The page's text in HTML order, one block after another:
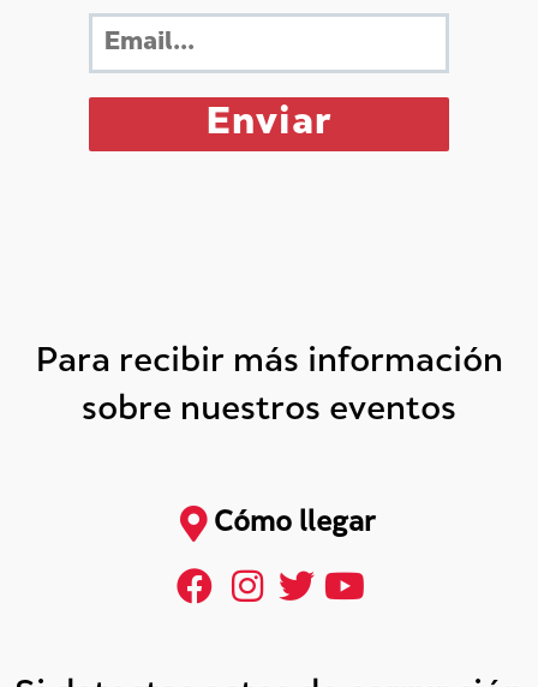
Para recibir más información
sobre nuestros eventos
Cómo llegar